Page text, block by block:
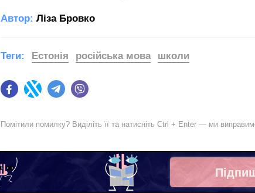
Автор: Ліза Бровко
FacebookTwitter Telegram
Теги: Естонія російська мова школи
Помітили помилку? Виділіть її та натисніть Ctrl + Enter — ми